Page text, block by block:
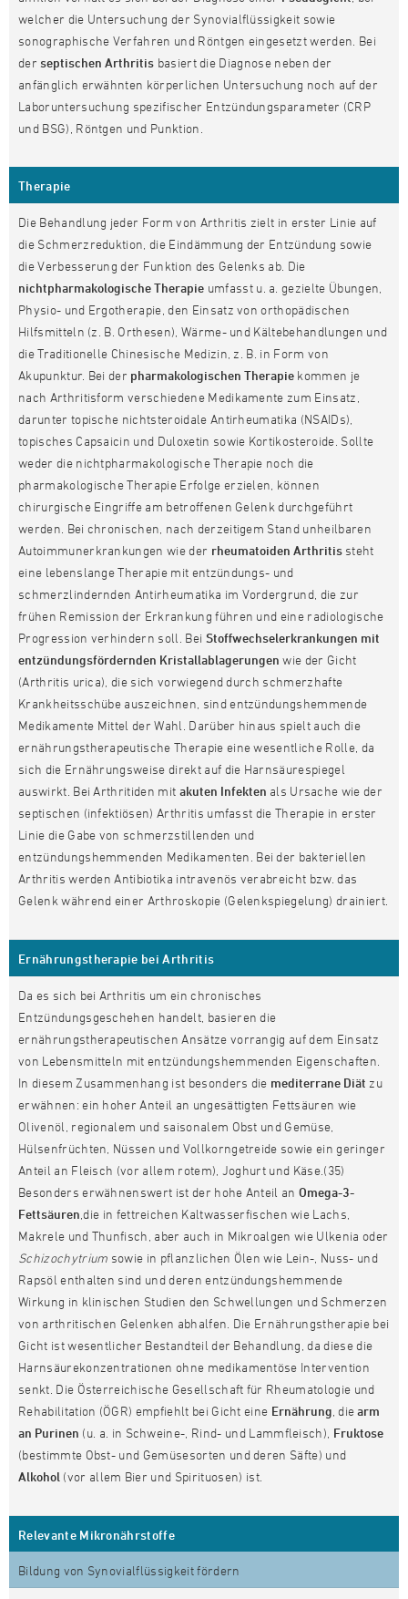
welcher die Untersuchung der Synovialflüssigkeit sowie
sonographische Verfahren und Röntgen eingesetzt werden. Bei
der septischen Arthritis basiert die Diagnose neben der
anfänglich erwähnten körperlichen Untersuchung noch auf der
Laboruntersuchung spezifischer Entzündungsparameter (CRP
und BSG), Röntgen und Punktion.
Therapie
Die Behandlung jeder Form von Arthritis zielt in erster Linie auf
die Schmerzreduktion, die Eindämmung der Entzündung sowie
die Verbesserung der Funktion des Gelenks ab. Die
nichtpharmakologischeTherapie umfasst u. a. gezielte Übungen,
Physio- und Ergotherapie, den Einsatz von orthopädischen
Hilfsmitteln (z. B. Orthesen), Wärme- und Kältebehandlungen und
die Traditionelle Chinesische Medizin, z. B. in Form von
Akupunktur. Bei der pharmakologischen Therapie kommen je
nach Arthritisform verschiedene Medikamente zum Einsatz,
darunter topische nichtsteroidale Antirheumatika (NSAIDs),
topisches Capsaicin und Duloxetin sowie Kortikosteroide. Sollte
weder die nichtpharmakologische Therapie noch die
pharmakologische Therapie Erfolge erzielen, können
chirurgische Eingriffe am betroffenen Gelenk durchgeführt
werden. Bei chronischen, nach derzeitigem Stand unheilbaren
Autoimmunerkrankungen wie der rheumatoiden Arthritissteht
eine lebenslange Therapie mit entzündungs- und
schmerzlindernden Antirheumatika im Vordergrund, die zur
frühen Remission der Erkrankung führen und eine radiologische
Progression verhindern soll. Bei Stoffwechselerkrankungen mit
entzündungsfördernden Kristallablagerungen wie der Gicht
(Arthritis urica), die sich vorwiegend durch schmerzhafte
Krankheitsschübe auszeichnen, sind entzündungshemmende
Medikamente Mittel der Wahl. Darüber hinaus spielt auch die
ernährungstherapeutische Therapie eine wesentliche Rolle, da
sich die Ernährungsweise direkt auf die Harnsäurespiegel
auswirkt. Bei Arthritiden mit akuten Infekten als Ursache wie der
septischen (infektiösen) Arthritis umfasst die Therapie in erster
Linie die Gabe von schmerzstillenden und
entzündungshemmenden Medikamenten. Bei der bakteriellen
Arthritis werden Antibiotika intravenös verabreicht bzw. das
Gelenk während einer Arthroskopie (Gelenkspiegelung) drainiert.
Ernährungstherapie bei Arthritis
Da es sich bei Arthritis um ein chronisches
Entzündungsgeschehen handelt, basieren die
ernährungstherapeutischen Ansätze vorrangig auf dem Einsatz
von Lebensmitteln mit entzündungshemmenden Eigenschaften.
In diesem Zusammenhang ist besonders die mediterrane Diät zu
erwähnen: ein hoher Anteil an ungesättigten Fettsäuren wie
Olivenöl, regionalem und saisonalem Obst und Gemüse,
Hülsenfrüchten, Nüssen und Vollkorngetreide sowie ein geringer
Anteil an Fleisch (vor allem rotem), Joghurt und Käse.(35)
Besonders erwähnenswert ist der hohe Anteil anOmega-3-
Fettsäuren ,die in fettreichen Kaltwasserfischen wie Lachs,
Makrele und Thunfisch, aber auch in Mikroalgen wie Ulkenia oder
Schizochytrium sowie in pflanzlichen Ölen wie Lein-, Nuss- und
Rapsöl enthalten sind und deren entzündungshemmende
Wirkung in klinischen Studien den Schwellungen und Schmerzen
von arthritischen Gelenken abhalfen. Die Ernährungstherapie bei
Gicht ist wesentlicher Bestandteil der Behandlung, da diese die
Harnsäurekonzentrationen ohne medikamentöse Intervention
senkt. Die Österreichische Gesellschaft für Rheumatologie und
Rehabilitation (ÖGR) empfiehlt bei Gicht eine Ernährung , diearm
an Purinen (u. a. in Schweine-, Rind- und Lammfleisch), Fruktose
(bestimmte Obst- und Gemüsesorten und deren Säfte) und
Alkohol (vor allem Bier und Spirituosen) ist.
Relevante Mikronährstoffe
Bildung von Synovialflüssigkeit fördern